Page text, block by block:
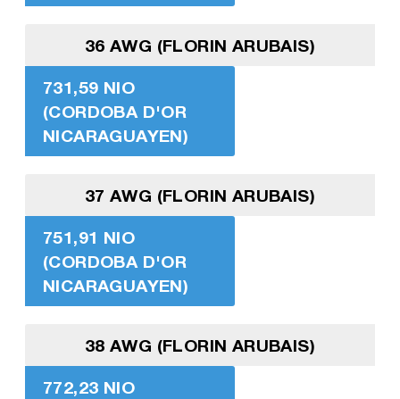
36 AWG (FLORIN ARUBAIS)
731,59 NIO
(CORDOBA D'OR
NICARAGUAYEN)
37 AWG (FLORIN ARUBAIS)
751,91 NIO
(CORDOBA D'OR
NICARAGUAYEN)
38 AWG (FLORIN ARUBAIS)
772,23 NIO